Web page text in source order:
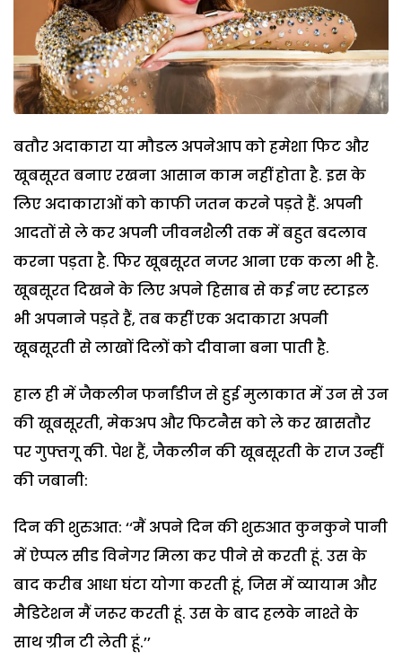
बतौर अदाकारा या मौडल अपनेआप को हमेशा फिट और
खूबसूरत बनाए रखना आसान काम नहीं होता है. इस के
लिए अदाकाराओं को काफी जतन करने पड़ते हैं. अपनी
आदतों से ले कर अपनी जीवनशैली तक में बहुत बदलाव
करना पड़ता है. फिर खूबसूरत नजर आना एक कला भी है.
खूबसूरत दिखने के लिए अपने हिसाब से कई नए स्टाइल
भी अपनाने पड़ते हैं, तब कहीं एक अदाकारा अपनी
खूबसूरती से लाखों दिलों को दीवाना बना पाती है.
हाल ही में जैकलीन फर्नांडीज से हुई मुलाकात में उन से उन
की खूबसूरती, मेकअप और फिटनैस को ले कर खासतौर
पर गुफ्तगू की. पेश हैं, जैकलीन की खूबसूरती के राज उन्हीं
की जबानी:
दिन की शुरुआत: ‘‘मैं अपने दिन की शुरुआत कुनकुने पानी
में ऐप्पल सीड विनेगर मिला कर पीने से करती हूं. उस के
बाद करीब आधा घंटा योगा करती हूं, जिस में व्यायाम और
मैडिटेशन मैं जरूर करती हूं. उस के बाद हलके नाश्ते के
साथ ग्रीन टी लेती हूं.’’